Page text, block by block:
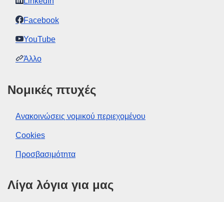
Facebook
YouTube
Άλλο
Νομικές πτυχές
Ανακοινώσεις νομικού περιεχομένου
Cookies
Προσβασιμότητα
Λίγα λόγια για μας